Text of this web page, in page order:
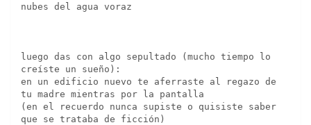
nubes del agua voraz
luego das con algo sepultado (mucho tiempo lo
creíste un sueño):
en un edificio nuevo te aferraste al regazo de
tu madre mientras por la pantalla
(en el recuerdo nunca supiste o quisiste saber
que se trataba de ficción)